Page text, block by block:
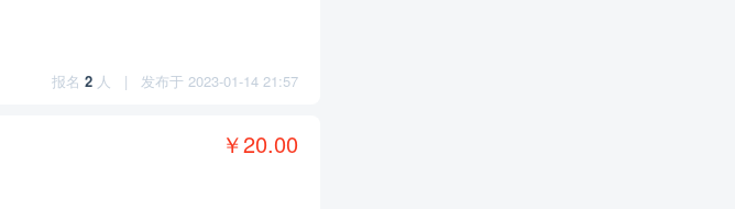
报名 2 人 | 发布于 2023-01-14 21:57
￥20.00